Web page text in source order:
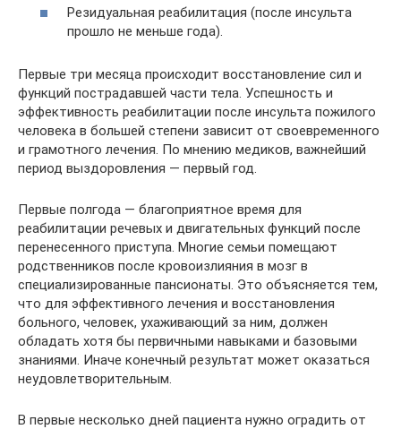
Резидуальная реабилитация (после инсульта
прошло не меньше года).
Первые три месяца происходит восстановление сил и
функций пострадавшей части тела. Успешность и
эффективность реабилитации после инсульта пожилого
человека в большей степени зависит от своевременного
и грамотного лечения. По мнению медиков, важнейший
период выздоровления — первый год.
Первые полгода — благоприятное время для
реабилитации речевых и двигательных функций после
перенесенного приступа. Многие семьи помещают
родственников после кровоизлияния в мозг в
специализированные пансионаты. Это объясняется тем,
что для эффективного лечения и восстановления
больного, человек, ухаживающий за ним, должен
обладать хотя бы первичными навыками и базовыми
знаниями. Иначе конечный результат может оказаться
неудовлетворительным.
В первые несколько дней пациента нужно оградить от